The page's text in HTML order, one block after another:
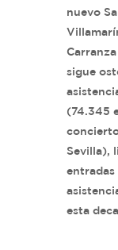
nuevo
sigue
(74.345
Sevilla),
entradas
esta